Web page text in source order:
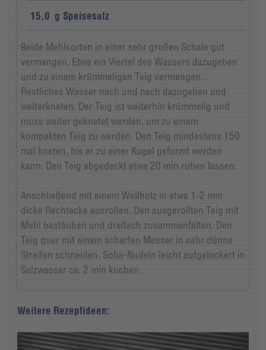
15,0 g Speisesalz
Beide Mehlsorten in einer sehr großen Schale gut
vermengen. Etwa ein Viertel des Wassers dazugeben
und zu einem krümmeligen Teig vermengen.
Restliches Wasser nach und nach dazugeben und
weiterkneten. Der Teig ist weiterhin krümmelig und
muss weiter geknetet werden, um zu einem
kompakten Teig zu werden. Den Teig mindestens 150
mal kneten, bis er zu einer Kugel geformt werden
kann. Den Teig abgedeckt etwa 20 min ruhen lassen.
Anschließend mit einem Wellholz in etwa 1-2 mm
dicke Rechtecke ausrollen. Den ausgerollten Teig mit
Mehl bestäuben und dreifach zusammenfalten. Den
Teig quer mit einem scharfen Messer in sehr dünne
Streifen schneiden. Soba-Nudeln leicht aufgelockert in
Salzwasser ca. 2 min kochen.
Weitere Rezeptideen: